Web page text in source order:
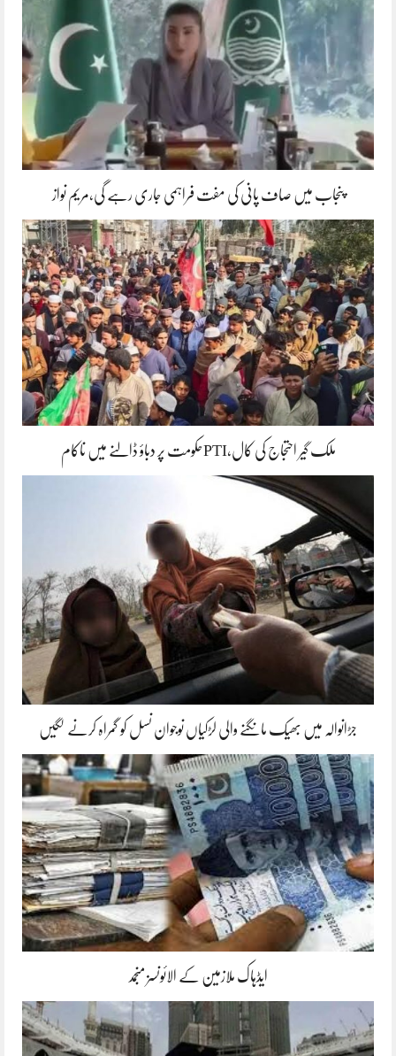
پنجاب میں صاف پانی کی مفت فراہمی جاری رہے گی،مریم نواز
ملک گیر احتجاج کی کال،PTIحکومت پر دباؤ ڈالنے میں ناکام
جڑانوالہ میں بھیک مانگنے والی لڑکیاں نوجوان نسل کو گمراہ کرنے لگیں
ایڈہاک ملازمین کے الائونسز منجمد